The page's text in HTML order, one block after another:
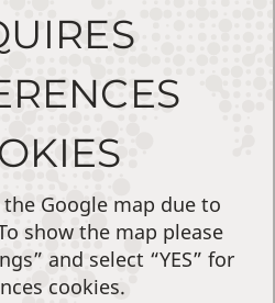
Google map due to
show the map please
and select “YES” for
cookies.